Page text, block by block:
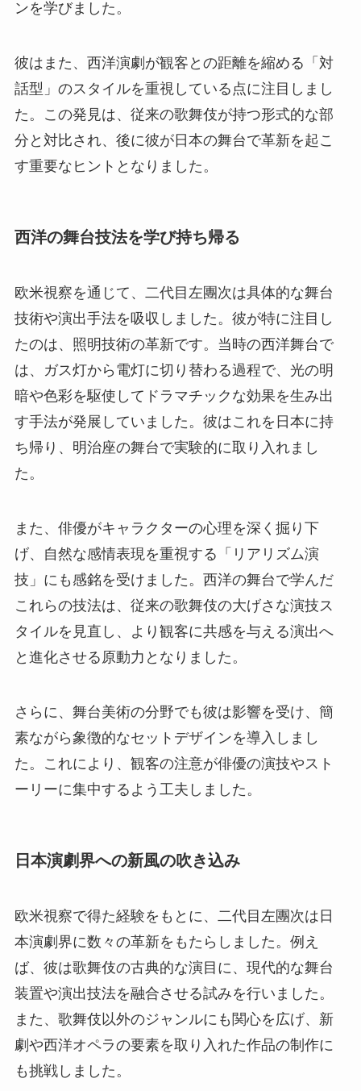
ンを学びました。
彼はまた、西洋演劇が観客との距離を縮める「対
話型」のスタイルを重視している点に注目しまし
た。この発見は、従来の歌舞伎が持つ形式的な部
分と対比され、後に彼が日本の舞台で革新を起こ
す重要なヒントとなりました。
西洋の舞台技法を学び持ち帰る
欧米視察を通じて、二代目左團次は具体的な舞台
技術や演出手法を吸収しました。彼が特に注目し
たのは、照明技術の革新です。当時の西洋舞台で
は、ガス灯から電灯に切り替わる過程で、光の明
暗や色彩を駆使してドラマチックな効果を生み出
す手法が発展していました。彼はこれを日本に持
ち帰り、明治座の舞台で実験的に取り入れまし
た。
また、俳優がキャラクターの心理を深く掘り下
げ、自然な感情表現を重視する「リアリズム演
技」にも感銘を受けました。西洋の舞台で学んだ
これらの技法は、従来の歌舞伎の大げさな演技ス
タイルを見直し、より観客に共感を与える演出へ
と進化させる原動力となりました。
さらに、舞台美術の分野でも彼は影響を受け、簡
素ながら象徴的なセットデザインを導入しまし
た。これにより、観客の注意が俳優の演技やスト
ーリーに集中するよう工夫しました。
日本演劇界への新風の吹き込み
欧米視察で得た経験をもとに、二代目左團次は日
本演劇界に数々の革新をもたらしました。例え
ば、彼は歌舞伎の古典的な演目に、現代的な舞台
装置や演出技法を融合させる試みを行いました。
また、歌舞伎以外のジャンルにも関心を広げ、新
劇や西洋オペラの要素を取り入れた作品の制作に
も挑戦しました。